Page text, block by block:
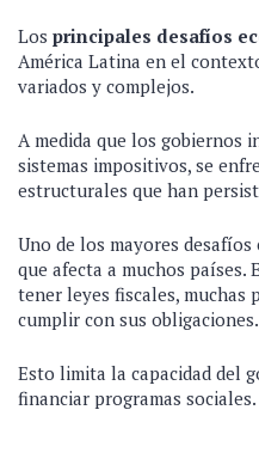
Los principales desafíos
América Latina en el
variados y complejos.
A medida que los gobiernos
sistemas impositivos, se
estructurales que han
Uno de los mayores
que afecta a muchos países.
tener leyes fiscales, muchas
cumplir con sus obligaciones.
Esto limita la capacidad del
financiar programas sociales.